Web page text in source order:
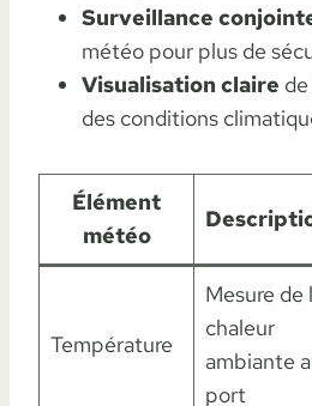
Surveillance
météo pour plus de
Visualisation claire
des conditions
Élément
météo
Température
Mesure de
chaleur
ambiante
port